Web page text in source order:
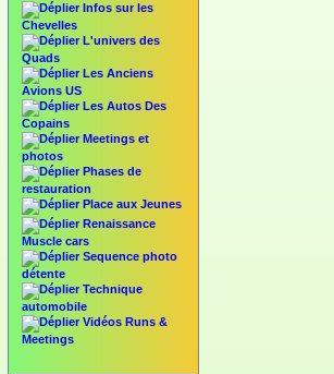
Infos sur les
Chevelles
L'univers des
Quads
Les Anciens
Avions US
Les Autos Des
Copains
Meetings et
photos
Phases de
restauration
Place aux Jeunes
Renaissance
Muscle cars
Sequence photo
détente
Technique
automobile
Vidéos Runs &
Meetings